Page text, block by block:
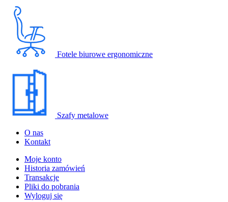
Fotele biurowe ergonomiczne
Szafy metalowe
O nas
Kontakt
Moje konto
Historia zamówień
Transakcje
Pliki do pobrania
Wyloguj się